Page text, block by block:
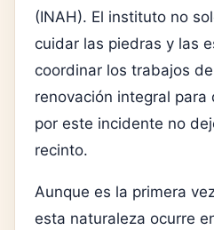
(INAH). El instituto no
cuidar las piedras y las
coordinar los trabajos
renovación integral
por este incidente no
recinto.
Aunque es la primera
esta naturaleza ocurre